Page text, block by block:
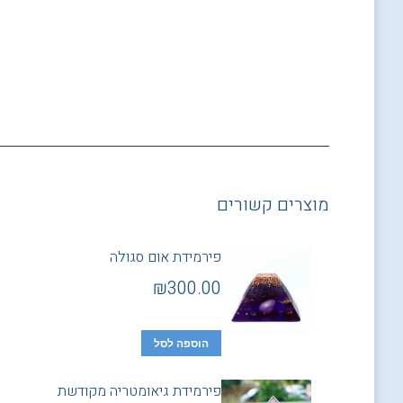
מוצרים קשורים
פירמידת אום סגולה
₪300.00
הוספה לסל
פירמידת גיאומטריה מקודשת